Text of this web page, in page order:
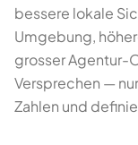
bessere lokale
Umgebung,
grosser Agentur-
Versprechen —
Zahlen und